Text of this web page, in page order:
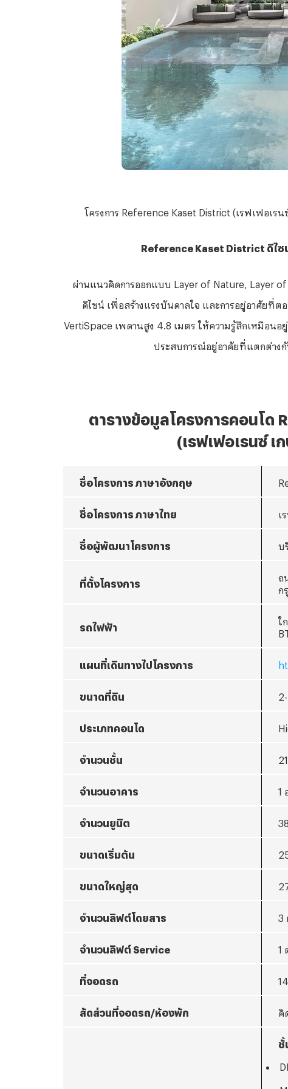
โครงการ Reference Kaset District (เรฟเฟอเร
Reference Kaset District ดีไซ
ผ่านแนวคิดการออกแบบ Layer of Nature, Layer
ดีไซน์ เพื่อสร้างแรงบันดาลใจ และการอยู่อาศัยที่
VertiSpace เพดานสูง 4.8 เมตร ให้ความรู้สึกเหมือน
ประสบการณ์อยู่อาศัยที่แตกต่าง
ตารางข้อมูลโครงการคอนโด
(เรฟเฟอเรนซ์ เ
ชื่อโครงการ ภาษาอังกฤษ
ชื่อโครงการ ภาษาไทย เ
ชื่อผู้พัฒนาโครงการ บ
ที่ตั้งโครงการ
ถ
ก
รถไฟฟ้า
ใ
แผนที่เดินทางไปโครงการ
ขนาดที่ดิน
ประเภทคอนโด
จำนวนชั้น
จำนวนอาคาร 1
จำนวนยูนิต
ขนาดเริ่มต้น
ขนาดใหญ่สุด
จำนวนลิฟต์โดยสาร 3
จำนวนลิฟต์ Service 1
ที่จอดรถ
สัดส่วนที่จอดรถ/ห้องพัก คิ
ชั้